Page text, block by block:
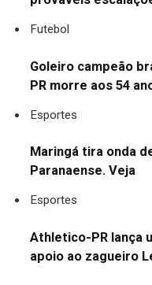
Futebol
Goleiro campeão
PR morre aos 54
Esportes
Maringá tira onda
Paranaense. Veja
Esportes
Athletico-PR lança
apoio ao zagueiro